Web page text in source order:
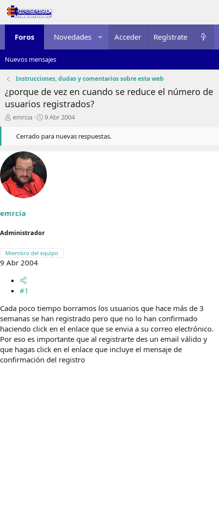
Foros Novedades Multimedia Recursos
Acceder Regístrate
Nuevos mensajes
Instrucciones, dudas y comentarios sobre esta web
¿porque de vez en cuando se reduce el número de
usuarios registrados?
I
i
d
o
r
d
l
e
a
emrcia
F
c
e
i
n
9 Abr 2004
Cerrado para nuevas respuestas.
emrcia
Administrador
Miembro del equipo
9 Abr 2004
#1
Cada poco tiempo borramos los usuarios que hace más de 3
semanas se han registrado pero que no lo han confirmado
haciendo click en el enlace que se envia a su correo electrónico.
Por eso es importante que al registrarte des un email válido y
que hagas click en el enlace que incluye el mensaje de
confirmación del registro